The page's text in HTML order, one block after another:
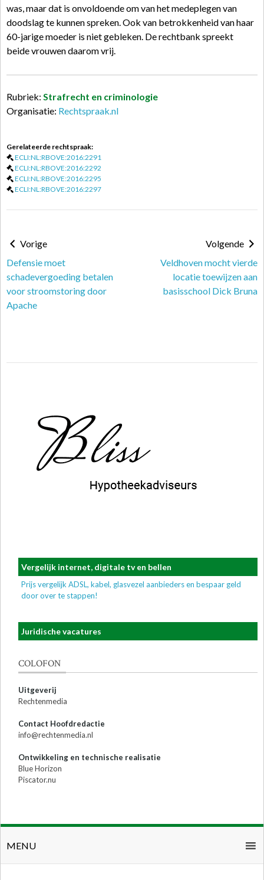
was, maar dat is onvoldoende om van het medeplegen van
doodslag te kunnen spreken. Ook van betrokkenheid van haar
60-jarige moeder is niet gebleken. De rechtbank spreekt
beide vrouwen daarom vrij.
Rubriek: Strafrecht en criminologie
Organisatie: Rechtspraak.nl
Gerelateerde rechtspraak:
ECLI:NL:RBOVE:2016:2291
ECLI:NL:RBOVE:2016:2292
ECLI:NL:RBOVE:2016:2295
ECLI:NL:RBOVE:2016:2297
Vorige
Defensie moet
schadevergoeding betalen
voor stroomstoring door
Apache
Volgende
Veldhoven mocht vierde
locatie toewijzen aan
basisschool Dick Bruna
Vergelijk internet, digitale tv en bellen
Prijs vergelijk ADSL, kabel, glasvezel aanbieders en bespaar geld
door over te stappen!
Juridische vacatures
COLOFON
Uitgeverij
Rechtenmedia
Contact Hoofdredactie
info@rechtenmedia.nl
Ontwikkeling en technische realisatie
Blue Horizon
Piscator.nu
MENU